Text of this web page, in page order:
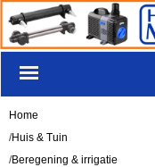
Home
/Huis & Tuin
/Beregening & irrigatie